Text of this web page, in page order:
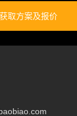
获取方案及报价